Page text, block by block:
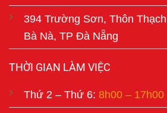
394 Trường Sơn, Thôn
Bà Nà, TP Đà Nẵng
THỜI GIAN LÀM VIỆC
Thứ 2 – Thứ 6: 8h00 – 17h00